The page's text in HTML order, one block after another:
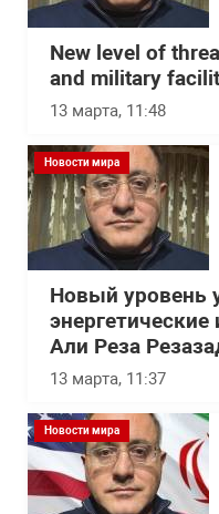
New level of
and military
13 марта, 11:48
Новости мира
Новый уровень
Али Реза
13 марта, 11:37
Новости мира